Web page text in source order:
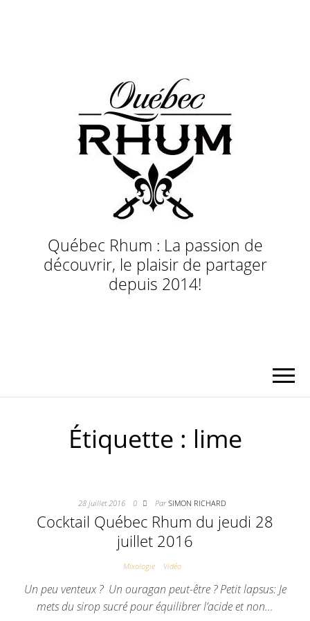
Québec Rhum : La passion de
découvrir, le plaisir de partager
depuis 2014!
Étiquette : lime
28 juillet 2016 0 ParSIMON RICHARD
Cocktail Québec Rhum du jeudi 28
juillet 2016
Mixologie Vidéo
Un peu venteux ? Un ouragan peut-être ? Petit lapsus: Je
mets du sirop sucré pour équilibrer l’acide et non…